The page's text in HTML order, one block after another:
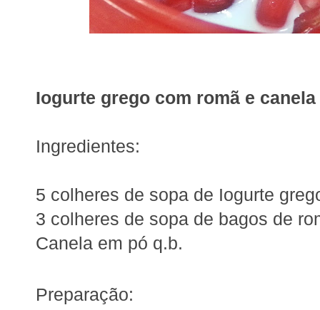
Iogurte grego com romã e canela
Ingredientes:
5 colheres de sopa de Iogurte
3 colheres de sopa de bagos de
Canela em pó q.b.
Preparação: